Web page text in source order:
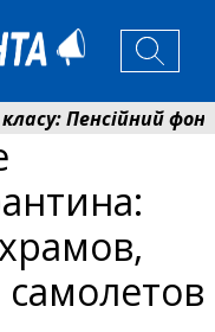
Пенсійний фонд
на